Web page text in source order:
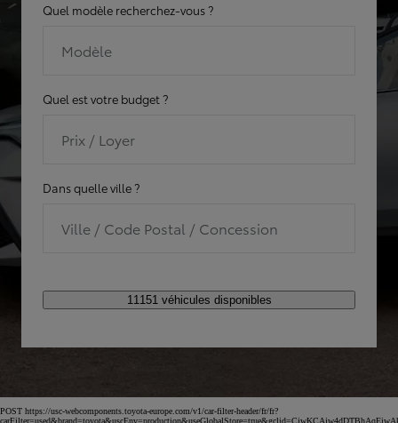
Quel modèle recherchez-vous ?
Modèle
Quel est votre budget ?
Prix / Loyer
Dans quelle ville ?
Ville / Code Postal / Concession
11151 véhicules disponibles
POST https://usc-webcomponents.toyota-europe.com/v1/car-filter-header/fr/fr?